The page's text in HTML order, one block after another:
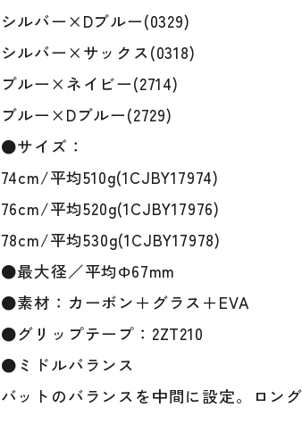
シルバー×Dブルー(0329)
シルバー×サックス(0318)
ブルー×ネイビー(2714)
ブルー×Dブルー(2729)
●サイズ：
74cm/平均510g(1CJBY17974)
76cm/平均520g(1CJBY17976)
78cm/平均530g(1CJBY17978)
●最大径／平均Φ67mm
●素材：カーボン＋グラス＋EVA
●グリップテープ：2ZT210
●ミドルバランス
バットのバランスを中間に設定。ロン